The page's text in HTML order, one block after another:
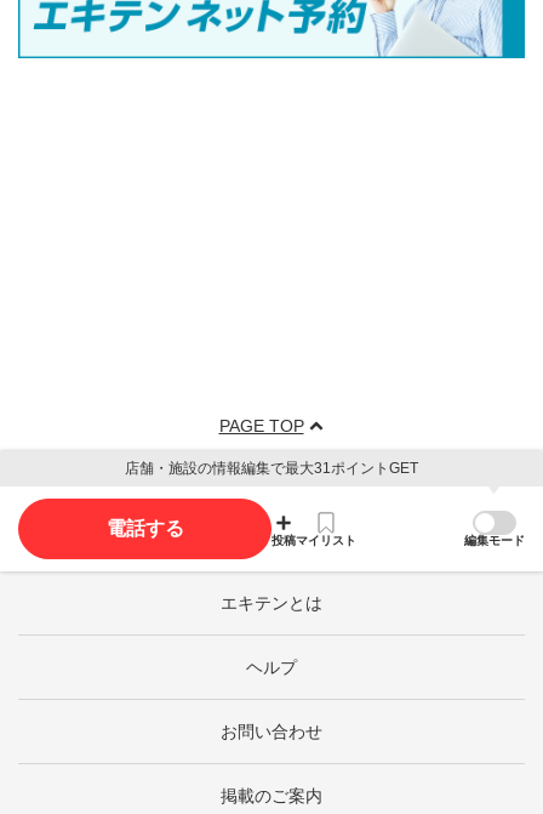
PAGE TOP
店舗・施設の情報編集で最大31ポイントGET
電話する
投稿マイリスト 編集モード
エキテンとは
ヘルプ
お問い合わせ
掲載のご案内